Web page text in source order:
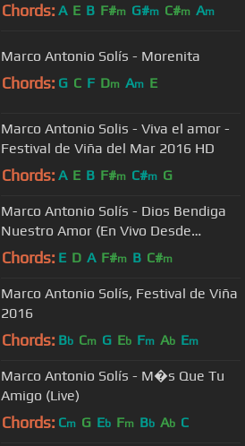
Chords: A E B F#m G#m C#m Am
Marco Antonio Solís - Morenita
Chords: G C F Dm Am E
Marco Antonio Solis - Viva el amor -
Festival de Viña del Mar 2016 HD
Chords: A E B F#m C#m G
Marco Antonio Solís - Dios Bendiga
Nuestro Amor (En Vivo Desde
Buenos Aires)
Chords: E D A F#m B C#m
Marco Antonio Solís, Festival de Viña
2016
Chords: Bb Cm G Eb Fm Ab Em
Marco Antonio Solís - M�s Que Tu
Amigo (Live)
Chords: Cm G Eb Fm Bb Ab C